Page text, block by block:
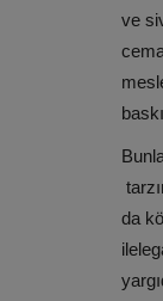
ve
da